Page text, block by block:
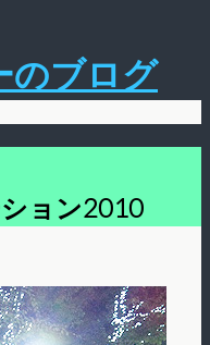
のブログ
ョン2010